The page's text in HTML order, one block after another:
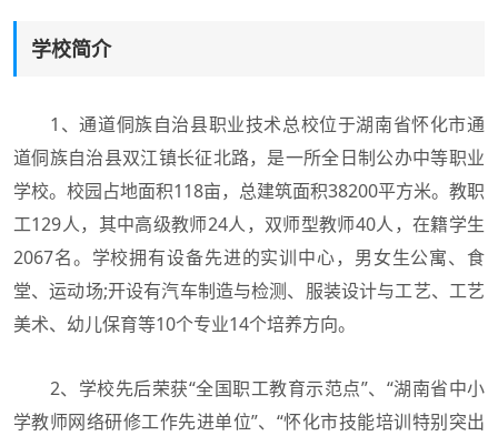
学校简介
1、通道侗族自治县职业技术总校位于湖南省怀化市通
道侗族自治县双江镇长征北路，是一所全日制公办中等职业
学校。校园占地面积118亩，总建筑面积38200平方米。教职
工129人，其中高级教师24人，双师型教师40人，在籍学生
2067名。学校拥有设备先进的实训中心，男女生公寓、食
堂、运动场;开设有汽车制造与检测、服装设计与工艺、工艺
美术、幼儿保育等10个专业14个培养方向。
2、学校先后荣获“全国职工教育示范点”、“湖南省中小
学教师网络研修工作先进单位”、“怀化市技能培训特别突出